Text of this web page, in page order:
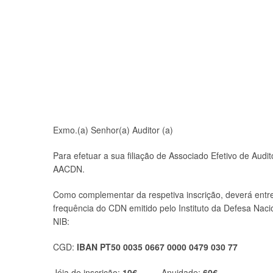
Exmo.(a) Senhor(a) Auditor (a)
Para efetuar a sua filiação de Associado Efetivo de
AACDN.
Como complementar da respetiva inscrição, deverá
frequência do CDN emitido pelo Instituto da Defesa
NIB:
CGD: IBAN PT50 0035 0667 0000 0479 030 77